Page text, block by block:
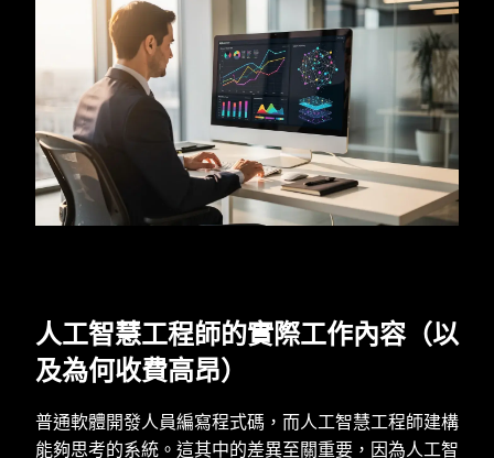
人工智慧工程師的實際工作內容（以
及為何收費高昂）
普通軟體開發人員編寫程式碼，而人工智慧工程師建構
能夠思考的系統。這其中的差異至關重要，因為人工智